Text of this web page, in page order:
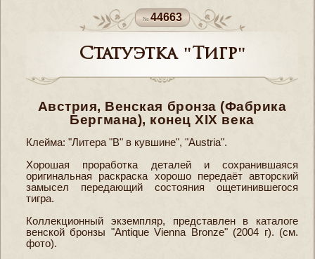
44663
Статуэтка "Тигр"
Австрия, Венская бронза (Фабрика
Бергмана), конец ХIХ века
Клейма: "Литера "В" в кувшине", "Austria".
Хорошая проработка деталей и сохранившаяся
оригинальная раскраска хорошо передаёт авторский
замысел передающий состояния ощетинившегося
тигра.
Коллекционный экземпляр, представлен в каталоге
венской бронзы "Antique Vienna Bronze" (2004 г). (см.
фото).